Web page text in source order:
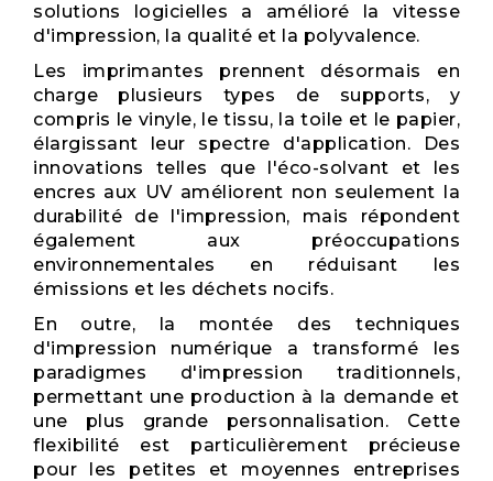
solutions logicielles a amélioré la vitesse
d'impression, la qualité et la polyvalence.
Les imprimantes prennent désormais en
charge plusieurs types de supports, y
compris le vinyle, le tissu, la toile et le papier,
élargissant leur spectre d'application. Des
innovations telles que l'éco-solvant et les
encres aux UV améliorent non seulement la
durabilité de l'impression, mais répondent
également aux préoccupations
environnementales en réduisant les
émissions et les déchets nocifs.
En outre, la montée des techniques
d'impression numérique a transformé les
paradigmes d'impression traditionnels,
permettant une production à la demande et
une plus grande personnalisation. Cette
flexibilité est particulièrement précieuse
pour les petites et moyennes entreprises